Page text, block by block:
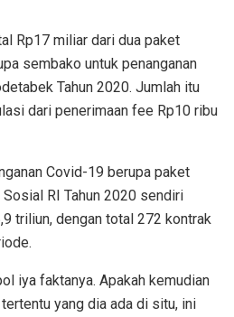
Rp17 miliar dari dua paket
sembako untuk penanganan
Tahun 2020. Jumlah itu
dari penerimaan fee Rp10 ribu
Covid-19 berupa paket
RI Tahun 2020 sendiri
triliun, dengan total 272 kontrak
iya faktanya. Apakah kemudian
yang dia ada di situ, ini